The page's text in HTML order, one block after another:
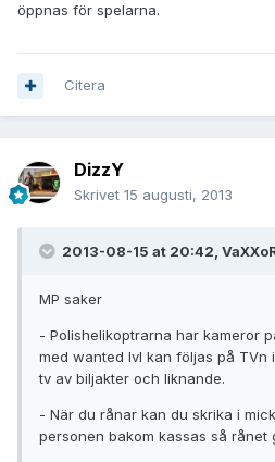
öppnas för spelarna.
Citera
DizzY
Skrivet 15 augusti, 2013
2013-08-15 at 20:42,
MP saker
- Polishelikoptrarna har kameror
med wanted lvl kan följas på TVn
tv av biljakter och liknande.
- När du rånar kan du skrika i
personen bakom kassas så rånet